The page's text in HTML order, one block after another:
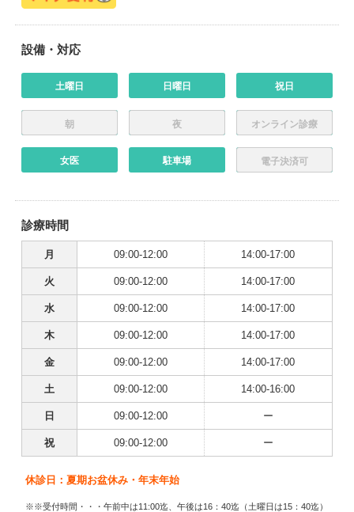
設備・対応
土曜日 日曜日 祝日
朝 夜 オンライン診療
女医 駐車場 電子決済可
診療時間
月 09:00-12:00 14:00-17:00
火 09:00-12:00 14:00-17:00
水 09:00-12:00 14:00-17:00
木 09:00-12:00 14:00-17:00
金 09:00-12:00 14:00-17:00
土 09:00-12:00 14:00-16:00
日 09:00-12:00 ー
祝 09:00-12:00 ー
休診日：夏期お盆休み・年末年始
※※受付時間・・・午前中は11:00迄、午後は16：40迄（土曜日は15：40迄）